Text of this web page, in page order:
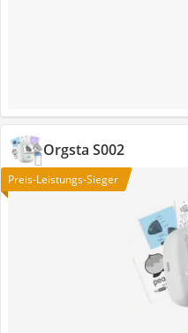
Orgsta S002
Preis-Leistungs-Sieger